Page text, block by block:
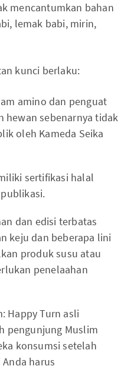
mencantumkan bahan
lemak babi, mirin,
kunci berlaku:
amino dan penguat
hewan sebenarnya tidak
oleh Kameda Seika
sertifikasi halal
dan edisi terbatas
keju dan beberapa lini
produk susu atau
penelaahan
Happy Turn asli
pengunjung Muslim
konsumsi setelah
harus